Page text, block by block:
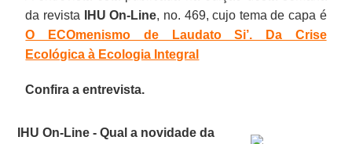
da revista
IHU On-Line, no. 469, cujo tema de capa é
O ECOmenismo de Laudato Si’. Da Crise
Ecológica à Ecologia Integral
Confira a entrevista.
IHU On-Line - Qual a novidade da